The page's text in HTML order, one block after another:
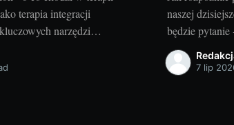
terapia integracji
narzędzi
się na pomocy
kontroli nad swoim ciałem
naszej
będzie pytanie
mieć
że nie każde
7 lip